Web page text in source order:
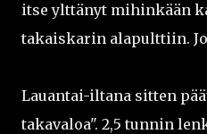
itse ylttänyt mihinkään
takaiskarin alapulttiin.
Lauantai-iltana sitten
takavaloa". 2,5 tunnin